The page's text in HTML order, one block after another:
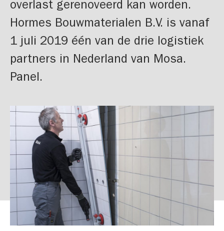
overlast gerenoveerd kan worden.
Hormes Bouwmaterialen B.V. is vanaf
1 juli 2019 één van de drie logistiek
partners in Nederland van Mosa.
Panel.